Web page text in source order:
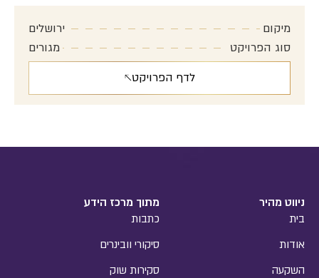
מיקום
ירושלים
סוג הפרויקט
מגורים
לדף הפרויקט
ניווט מהיר
בית
אודות
השקעה
מתוך מרכז הידע
כתבות
סיקורי וובינרים
סקירות שוק